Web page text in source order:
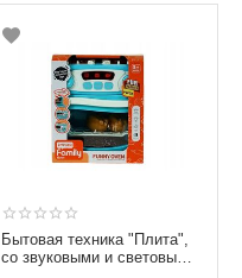
Бытовая техника "Плита",
со звуковыми и световыми